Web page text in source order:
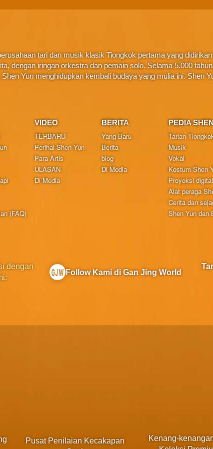
tari dan musik klasik Tiongkok pertama yang
dengan iringan orkestra dan pemain solo. Selama 5.000
Yun menghidupkan kembali budaya yang mulia ini. Shen
(FAQ)
VIDEO
TERBARU
Perihal Shen Yun
Para Artis
ULASAN
Di Media
BERITA
Yang Baru
Berita
blog
Di Media
PEDIA
Tarian
Musik
Vokal
Kostum Shen
Proyeksi digital
Alat peraga
Cerita dan
Shen Yun dan
dengan
Follow Kami di Gan Jing World
Pusat Penilaian Kecakapan
Kenang-